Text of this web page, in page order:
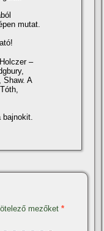
mutat.
–
Shaw. A
bajnokit.
mezőket*